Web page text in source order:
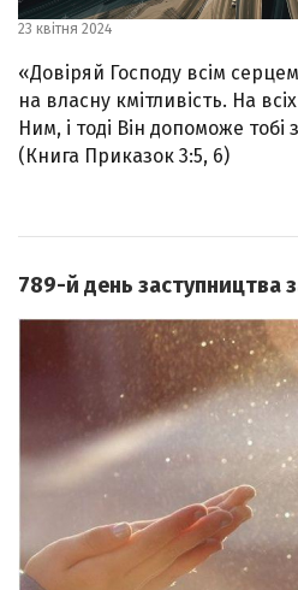
23 квітня 2024
«Довіряй Господу всім
на власну кмітливість. На
Ним, і тоді Він допоможе тобі
(Книга Приказок 3:5, 6)
789-й день заступництва